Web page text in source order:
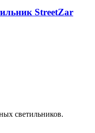
StreetZar
светильников.